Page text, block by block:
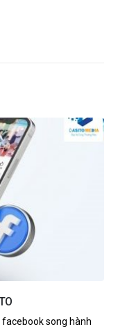
song hành